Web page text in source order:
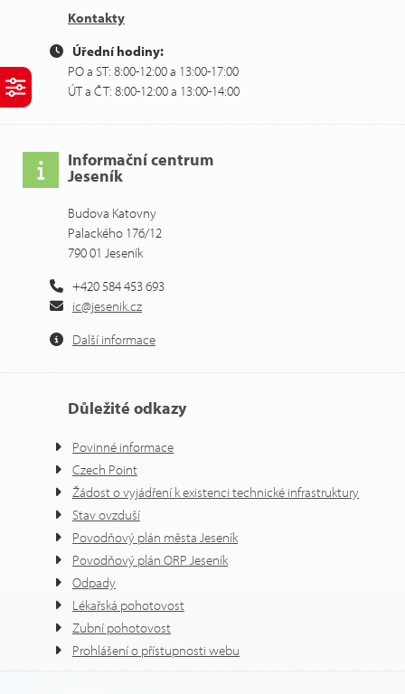
Kontakty
Úřední hodiny:
PO a ST: 8:00-12:00 a 13:00-17:00
ÚT a ČT: 8:00-12:00 a 13:00-14:00
Informační centrum
Jeseník
Budova Katovny
Palackého 176/12
790 01 Jeseník
+420 584 453 693
ic@jesenik.cz
Další informace
Důležité odkazy
Povinné informace
Czech Point
Žádost o vyjádření k existenci technické infrastruktury
Stav ovzduší
Povodňový plán města Jeseník
Povodňový plán ORP Jeseník
Odpady
Lékařská pohotovost
Zubní pohotovost
Prohlášení o přístupnosti webu